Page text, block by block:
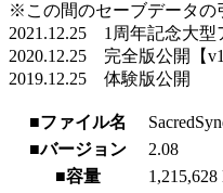
※この間のセーブデータ
2021.12.25 1周年記念大型
2020.12.25 完全版公開【
2019.12.25 体験版公開
■ファイル名
■バージョン
2.08
■容量